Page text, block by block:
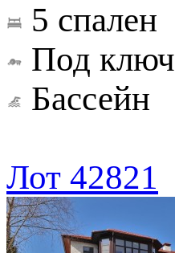
5 спален
Под ключ
Бассейн
Лот 42821